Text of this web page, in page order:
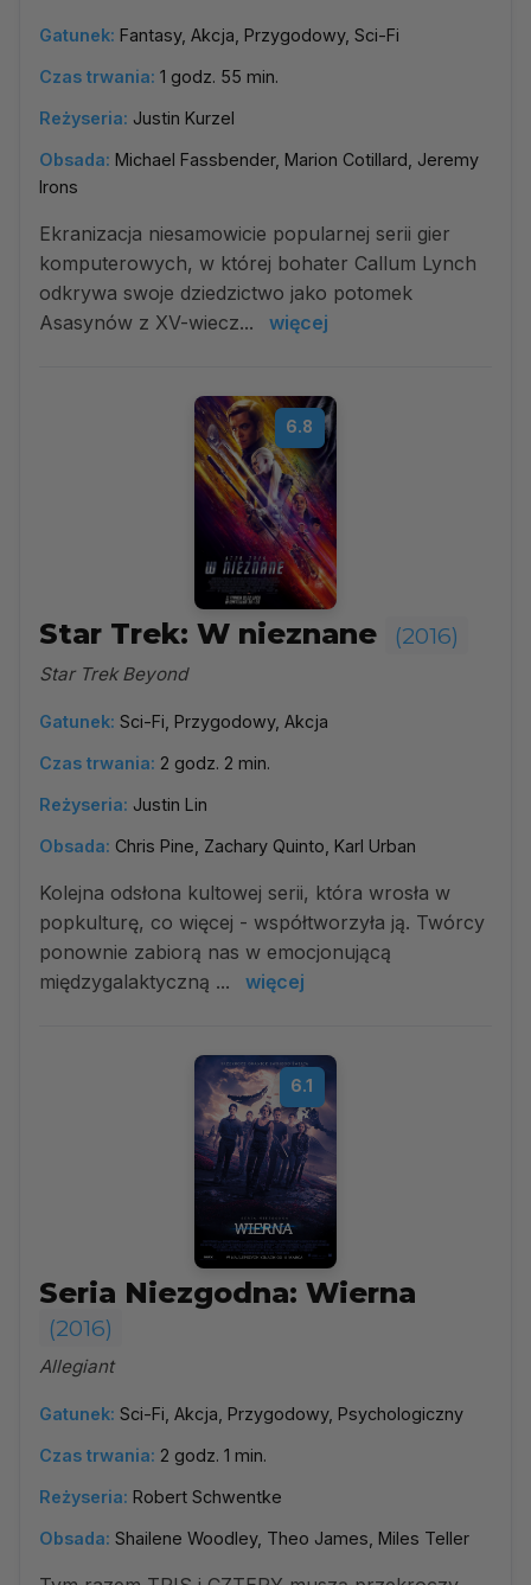
Gatunek: Fantasy, Akcja, Przygodowy, Sci-Fi
Czas trwania: 1 godz. 55 min.
Reżyseria: Justin Kurzel
Obsada: Michael Fassbender, Marion Cotillard, Jeremy
Irons
Ekranizacja niesamowicie popularnej serii gier
komputerowych, w której bohater Callum Lynch
odkrywa swoje dziedzictwo jako potomek
Asasynów z XV-wiecz...
więcej
6.8
Star Trek: W nieznane (2016)
Star Trek Beyond
Gatunek: Sci-Fi, Przygodowy, Akcja
Czas trwania: 2 godz. 2 min.
Reżyseria: Justin Lin
Obsada: Chris Pine, Zachary Quinto, Karl Urban
Kolejna odsłona kultowej serii, która wrosła w
popkulturę, co więcej - współtworzyła ją. Twórcy
ponownie zabiorą nas w emocjonującą
międzygalaktyczną ...
więcej
6.1
Seria Niezgodna: Wierna
(2016)
Allegiant
Gatunek: Sci-Fi, Akcja, Przygodowy, Psychologiczny
Czas trwania: 2 godz. 1 min.
Reżyseria: Robert Schwentke
Obsada: Shailene Woodley, Theo James, Miles Teller